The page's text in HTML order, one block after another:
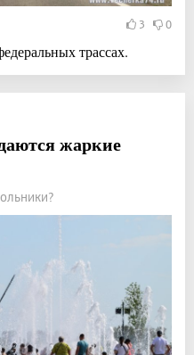
3 0
трассах.
жаркие